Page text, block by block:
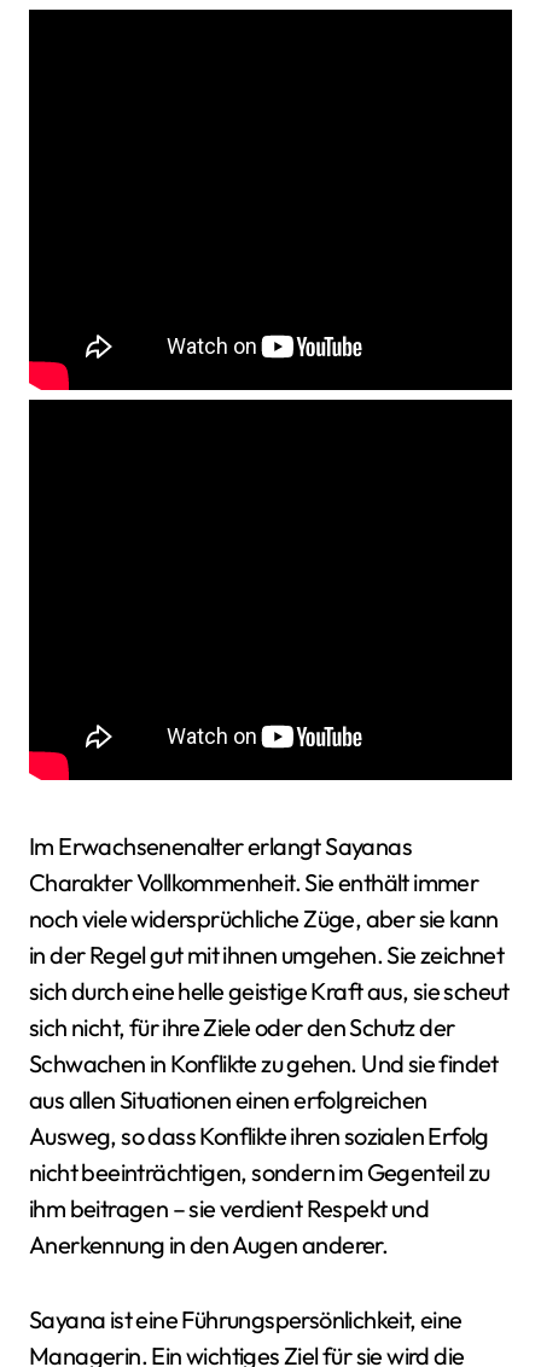
Im Erwachsenenalter erlangt Sayanas
Charakter Vollkommenheit. Sie enthält immer
noch viele widersprüchliche Züge, aber sie kann
in der Regel gut mit ihnen umgehen. Sie zeichnet
sich durch eine helle geistige Kraft aus, sie scheut
sich nicht, für ihre Ziele oder den Schutz der
Schwachen in Konflikte zu gehen. Und sie findet
aus allen Situationen einen erfolgreichen
Ausweg, so dass Konflikte ihren sozialen Erfolg
nicht beeinträchtigen, sondern im Gegenteil zu
ihm beitragen – sie verdient Respekt und
Anerkennung in den Augen anderer.
Sayana ist eine Führungspersönlichkeit, eine
Managerin. Ein wichtiges Ziel für sie wird die